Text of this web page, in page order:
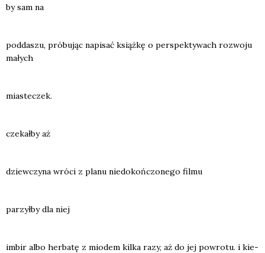
by sam na
pod­da­szu, pró­bu­jąc napi­sać książ­kę o per­spek­ty­wach roz­wo­ju
małych
mia­ste­czek.
cze­kał­by aż
dziew­czy­na wró­ci z pla­nu nie­do­koń­czo­ne­go fil­mu
parzył­by dla niej
imbir albo her­ba­tę z mio­dem kil­ka razy, aż do jej powro­tu. i kie­